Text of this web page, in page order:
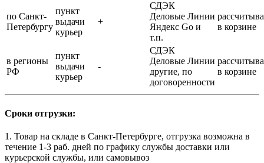
по Санкт-
Петербургу
пункт
выдачи
курьер
+
СДЭК
Деловые Линии
Яндекс Go и
т.п.
в корзине
в регионы
РФ
пункт
выдачи
курьер
-
СДЭК
Деловые Линии
другие, по
договоренности
в корзине
Сроки отгрузки:
1. Товар на складе в Санкт-Петербурге, отгрузка возможна в
течение 1-3 раб. дней по графику службы доставки или
курьерской службы, или самовывоз